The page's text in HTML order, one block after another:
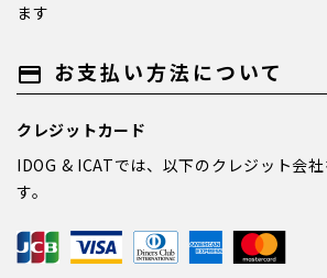
ます
payment お支払い方法について
クレジットカード
IDOG & ICATでは、以下のクレジット会
す。